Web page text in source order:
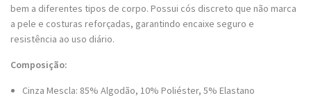
bem a diferentes tipos de corpo. Possui cós discreto que não marca
a pele e costuras reforçadas, garantindo encaixe seguro e
resistência ao uso diário.
Composição:
Cinza Mescla: 85% Algodão, 10% Poliéster, 5% Elastano